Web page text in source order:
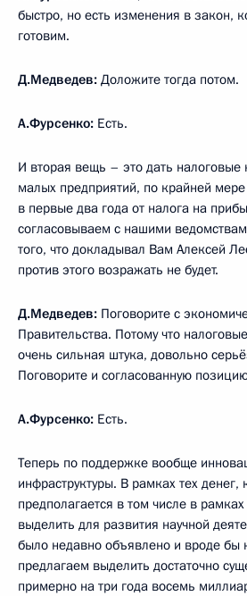
быстро, но есть изменения в закон,
готовим.
Д.Медведев: Доложите тогда потом.
А.Фурсенко: Есть.
И вторая вещь – это дать налоговые
малых предприятий, по крайней
в первые два года от налога на
согласовываем с нашими
того, что докладывал Вам Алексей
против этого возражать не будет.
Д.Медведев: Поговорите с
Правительства. Потому что
очень сильная штука, довольно
Поговорите и согласованную
А.Фурсенко: Есть.
Теперь по поддержке вообще
инфраструктуры. В рамках тех денег,
предполагается в том числе в
выделить для развития научной
было недавно объявлено и вроде бы
предлагаем выделить достаточно
примерно на три года восемь